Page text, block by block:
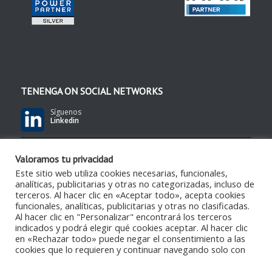
TENENGA ON SOCIAL NETWORKS
Síguenos
Linkedin
Síguenos
YouTube
Síguenos
RSS Feed
Valoramos tu privacidad
Este sitio web utiliza cookies necesarias, funcionales,
analíticas, publicitarias y otras no categorizadas, incluso de
terceros. Al hacer clic en «Aceptar todo», acepta cookies
funcionales, analíticas, publicitarias y otras no clasificadas.
Al hacer clic en "Personalizar" encontrará los terceros
indicados y podrá elegir qué cookies aceptar. Al hacer clic
en «Rechazar todo» puede negar el consentimiento a las
cookies que lo requieren y continuar navegando solo con